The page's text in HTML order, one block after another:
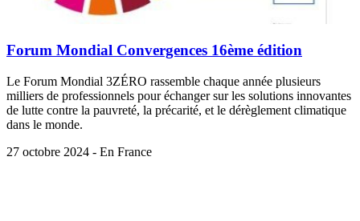
Forum Mondial Convergences 16ème édition
Le Forum Mondial 3ZÉRO rassemble chaque année plusieurs
milliers de professionnels pour échanger sur les solutions innovantes
de lutte contre la pauvreté, la précarité, et le dérèglement climatique
dans le monde.
27 octobre 2024 - En France